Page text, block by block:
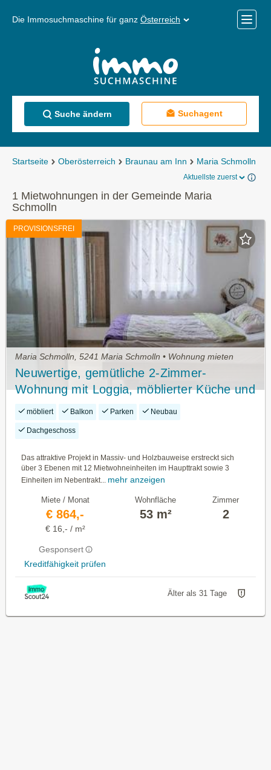
Die Immosuchmaschine für ganz Österreich
Menü
Suche ändern Suchagent
Startseite Oberösterreich Braunau am Inn Maria Schmolln
Aktuellste zuerst
1 Mietwohnungen in der Gemeinde Maria
Schmolln
PROVISIONSFREI
Maria Schmolln, 5241 Maria Schmolln • Wohnung mieten
Neuwertige, gemütliche 2-Zimmer-
Wohnung mit Loggia, möblierter Küche und
Carport-Stellplatz in Maria Schmolln
möbliert Balkon Parken Neubau
Dachgeschoss
Das attraktive Projekt in Massiv- und Holzbauweise erstreckt sich
über 3 Ebenen mit 12 Mietwohneinheiten im Haupttrakt sowie 3
Einheiten im Nebentrakt...
mehr anzeigen
Miete / Monat
€ 864,-
€ 16,- / m²
Gesponsert
Kreditfähigkeit prüfen
Wohnfläche
53 m²
Zimmer
2
Älter als 31 Tage